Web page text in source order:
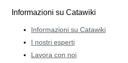
Informazioni su Catawiki
Informazioni su Catawiki
I nostri esperti
Lavora con noi